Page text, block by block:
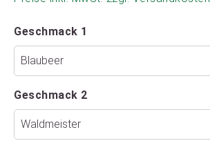
Geschmack 1
Geschmack 2